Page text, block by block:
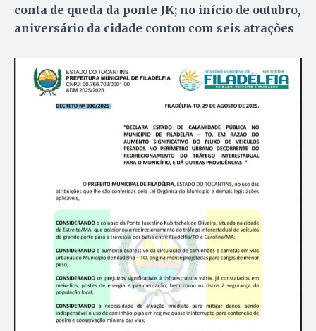
conta de queda da ponte JK; no início de outubro,
aniversário da cidade contou com seis atrações